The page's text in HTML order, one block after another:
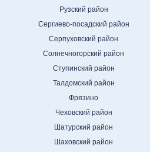
Рузский район
Сергиево-посадский район
Серпуховский район
Солнечногорский район
Ступинский район
Талдомский район
Фрязино
Чеховский район
Шатурский район
Шаховский район